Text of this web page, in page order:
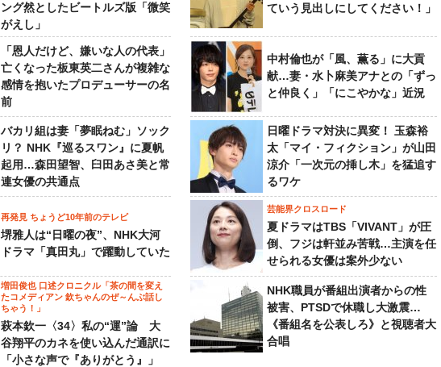
ング然としたビートルズ版「微笑
がえし」
ていう見出しにしてください！」
「恩人だけど、嫌いな人の代表」
亡くなった板東英二さんが複雑な
感情を抱いたプロデューサーの名
前
中村倫也が「風、薫る」に大貢
献…妻・水卜麻美アナとの「ずっ
と仲良く」「にこやかな」近況
バカリ組は妻「夢眠ねむ」ソック
リ？ NHK『巡るスワン』に夏帆
起用…森田望智、臼田あさ美と常
連女優の共通点
日曜ドラマ対決に異変！ 玉森裕
太「マイ・フィクション」が山田
涼介「一次元の挿し木」を猛追す
るワケ
再発見 ちょうど10年前のテレビ
堺雅人は“日曜の夜”、NHK大河
ドラマ「真田丸」で躍動していた
芸能界クロスロード
夏ドラマはTBS「VIVANT」が圧
倒、フジは軒並み苦戦…主演を任
せられる女優は案外少ない
増田俊也 口述クロニクル「茶の間を変え
たコメディアン 欽ちゃんのぜ～んぶ話し
ちゃう！」
萩本欽一〈34〉私の“運”論 大
谷翔平のカネを使い込んだ通訳に
「小さな声で『ありがとう』」
NHK職員が番組出演者からの性
被害、PTSDで休職し大激震…
《番組名を公表しろ》と視聴者大
合唱